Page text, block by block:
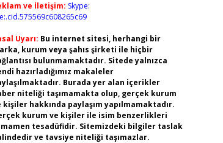
ve İletişim: Skype:
Uyarı: Bu internet sitesi, herhangi bir
kurum veya şahıs şirketi ile hiçbir
bulunmamaktadır. Sitede yalnızca
hazırladığımız makaleler
Burada yer alan içerikler
niteliği taşımamakta olup, gerçek kurum
kişiler hakkında paylaşım yapılmamaktadır.
kurum ve kişiler ile isim benzerlikleri
tesadüfidir. Sitemizdeki bilgiler taslak
ve tavsiye niteliği taşımazlar.